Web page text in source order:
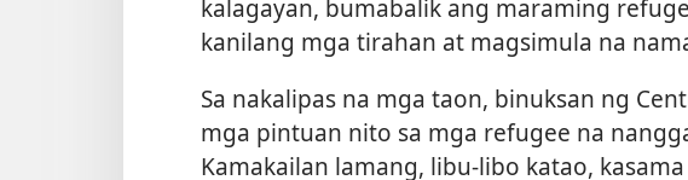
kalagayan, bumabalik ang maraming
kanilang mga tirahan at magsimula na
Sa nakalipas na mga taon, binuksan ng
mga pintuan nito sa mga refugee na
Kamakailan lamang, libu-libo katao,